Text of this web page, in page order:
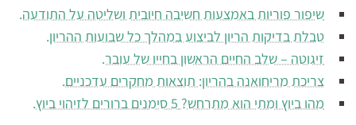
שיפור פוריות באמצעות חשיבה חיובית ושליטה על התודעה.
טבלת בדיקות הריון לביצוע במהלך כל שבועות ההריון.
זיגוטה – שלב החיים הראשון בחייו של עובר.
צריכת מריחואנה בהריון: תוצאות מחקרים עדכניים.
מהו ביוץ ומתי הוא מתרחש? 5 סימנים ברורים לזיהוי ביוץ.